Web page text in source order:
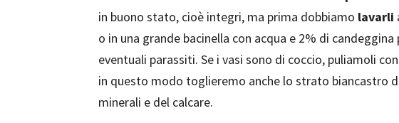
in buono stato, cioè integri, ma prima dobbiamo lavarli
o in una grande bacinella con acqua e 2% di
eventuali parassiti. Se i vasi sono di coccio, puliamoli
in questo modo toglieremo anche lo strato biancastro
minerali e del calcare.